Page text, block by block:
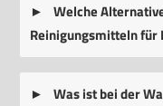
Welche
Reinigungsmitteln für
Was ist bei der